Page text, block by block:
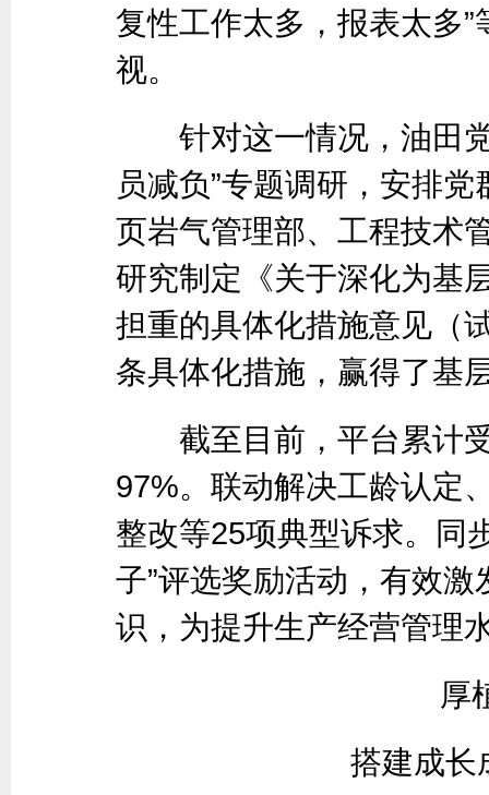
复性工作太多，报表太多
视。
针对这一情况，油田党
员减负”专题调研，安排
页岩气管理部、工程技术
研究制定《关于深化为基
担重的具体化措施意见（
条具体化措施，赢得了基
截至目前，平台累计受
97%。联动解决工龄认定
整改等25项典型诉求。同
子”评选奖励活动，有效
识，为提升生产经营管理
厚
搭建成长